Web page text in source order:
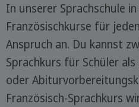
In unserer Sprachschule
Französischkurse für
Anspruch an. Du kannst
Sprachkurs für Schüler
oder
Französisch-Sprachkurs